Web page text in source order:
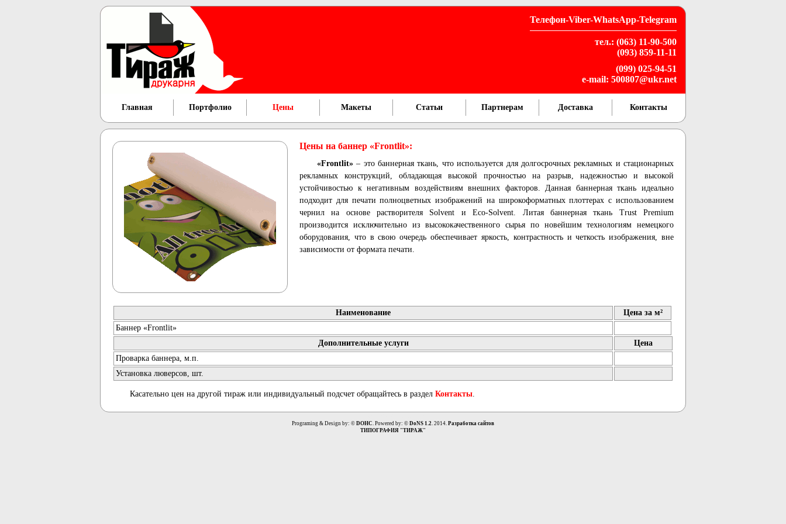
Телефон-Viber-WhatsApp-Telegram
тел.: (063) 11-90-500
(093) 859-11-11
(099) 025-94-51
e-mail: 500807@ukr.net
Главная Портфолио Цены Макеты Статьи Партнерам Доставка Контакты
Цены на баннер «Frontlit»:
«Frontlit» – это баннерная ткань, что используется для долгосрочных рекламных и стационарных
рекламных конструкций, обладающая высокой прочностью на разрыв, надежностью и высокой
устойчивостью к негативным воздействиям внешних факторов. Данная баннерная ткань идеально
подходит для печати полноцветных изображений на широкоформатных плоттерах с использованием
чернил на основе растворителя Solvent и Eco-Solvent. Литая баннерная ткань Trust Premium
производится исключительно из высококачественного сырья по новейшим технологиям немецкого
оборудования, что в свою очередь обеспечивает яркость, контрастность и четкость изображения, вне
зависимости от формата печати.
Наименование
Цена за м²
Баннер «Frontlit»
Дополнительные услуги
Цена
Проварка баннера, м.п.
Установка люверсов, шт.
Касательно цен на другой тираж или индивидуальный подсчет обращайтесь в раздел Контакты.
Programing & Design by: © DOHC. Powered by: © DoNS 1.2. 2014. Разработка сайтов
ТИПОГРАФИЯ "ТИРАЖ"